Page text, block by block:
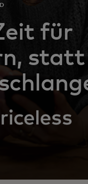
für
statt